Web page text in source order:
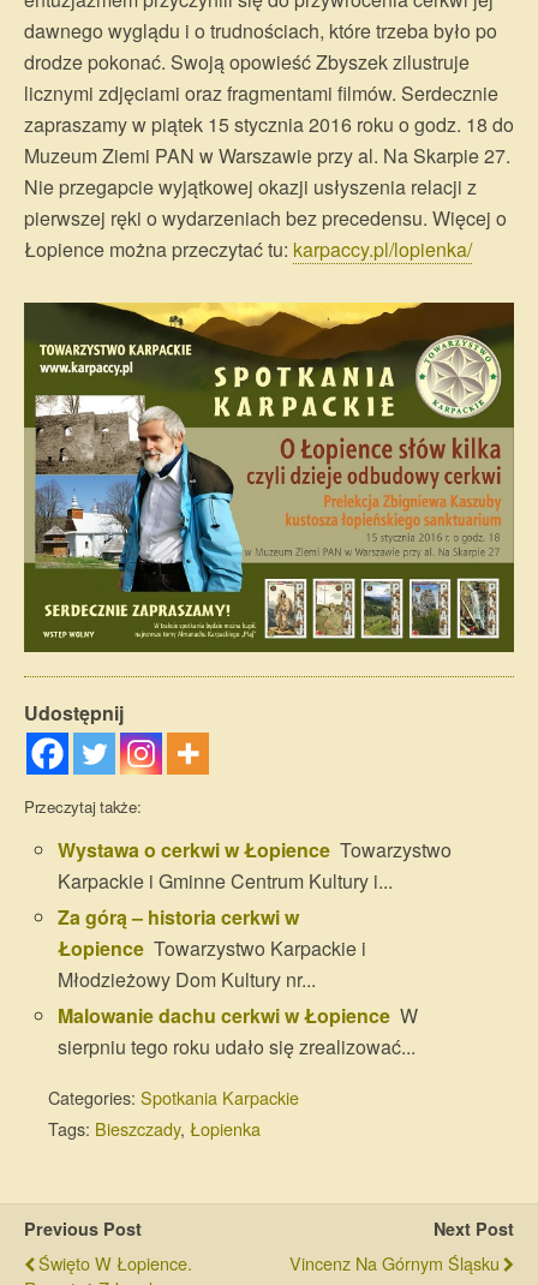
dawnego wyglądu i o trudnościach, które trzeba było po
drodze pokonać. Swoją opowieść Zbyszek zilustruje
licznymi zdjęciami oraz fragmentami filmów. Serdecznie
zapraszamy w piątek 15 stycznia 2016 roku o godz. 18 do
Muzeum Ziemi PAN w Warszawie przy al. Na Skarpie 27.
Nie przegapcie wyjątkowej okazji usłyszenia relacji z
pierwszej ręki o wydarzeniach bez precedensu. Więcej o
Łopience można przeczytać tu: karpaccy.pl/lopienka/
Udostępnij
Przeczytaj także:
Wystawa o cerkwi w Łopience Towarzystwo
Karpackie i Gminne Centrum Kultury i...
Za górą – historia cerkwi w
Łopience Towarzystwo Karpackie i
Młodzieżowy Dom Kultury nr...
Malowanie dachu cerkwi w Łopience W
sierpniu tego roku udało się zrealizować...
Categories: Spotkania Karpackie
Tags: Bieszczady, Łopienka
Previous Post
Święto W Łopience.
Next Post
Vincenz Na Górnym Śląsku